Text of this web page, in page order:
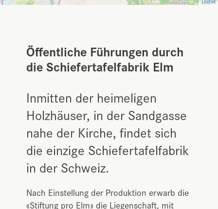
Öffentliche Führungen durch
die Schiefertafelfabrik Elm
Inmitten der heimeligen
Holzhäuser, in der Sandgasse
nahe der Kirche, findet sich
die einzige Schiefertafelfabrik
in der Schweiz.
Nach Einstellung der Produktion erwarb die
«Stiftung pro Elm» die Liegenschaft, mit